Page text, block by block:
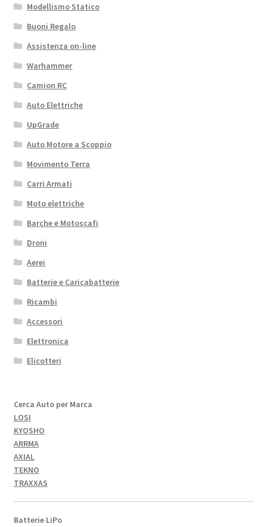
Modellismo Statico
Buoni Regalo
Assistenza on-line
Warhammer
Camion RC
Auto Elettriche
UpGrade
Auto Motore a Scoppio
Movimento Terra
Carri Armati
Moto elettriche
Barche e Motoscafi
Droni
Aerei
Batterie e Caricabatterie
Ricambi
Accessori
Elettronica
Elicotteri
Cerca Auto per Marca
LOSI
KYOSHO
ARRMA
AXIAL
TEKNO
TRAXXAS
Batterie LiPo